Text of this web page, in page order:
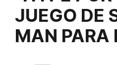
JUEGO DE
MAN PARA